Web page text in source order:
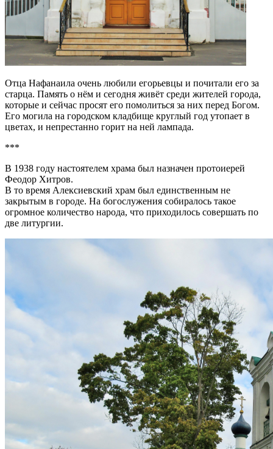
Отца Нафанаила очень любили егорьевцы и почитали его за
старца. Память о нём и сегодня живёт среди жителей города,
которые и сейчас просят его помолиться за них перед Богом.
Его могила на городском кладбище круглый год утопает в
цветах, и непрестанно горит на ней лампада.
***
В 1938 году настоятелем храма был назначен протоиерей
Феодор Хитров.
В то время Алексиевский храм был единственным не
закрытым в городе. На богослужения собиралось такое
огромное количество народа, что приходилось совершать по
две литургии.